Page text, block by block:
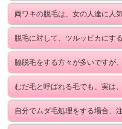
両ワキの脱毛は、女の人達に人
脱毛に対して、ツルッピカにす
脇脱毛をする方々が多いですが
むだ毛と呼ばれる毛でも、実は
自分でムダ毛処理をする場合、